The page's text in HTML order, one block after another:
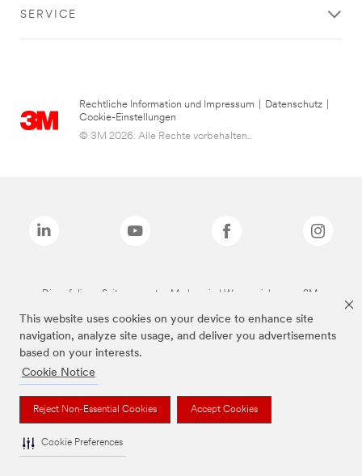
This website uses cookies on your device to enhance site
navigation, analyze site usage, and deliver you advertisements
based on your interests.
Cookie Notice
Reject Non-Essential Cookies Accept Cookies
Cookie Preferences
SERVICE
Rechtliche Information und Impressum Datenschutz
Cookie-Einstellungen
© 3M 2026. Alle Rechte vorbehalten..
Die auf dieser Seite genannten Marken sind Warenzeichen von 3M.